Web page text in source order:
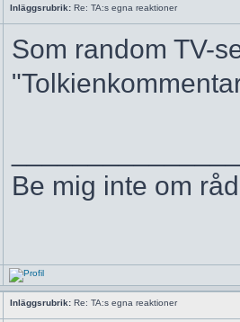
Inläggsrubrik: Re: TA:s egna reaktioner
Som random TV-
Be mig inte om
Inläggsrubrik: Re: TA:s egna reaktioner